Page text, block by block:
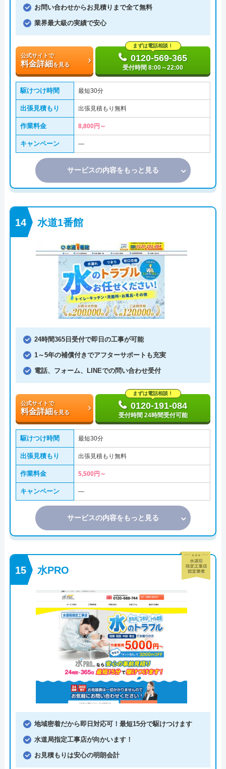
お問い合わせからお見積りまで全て無料
業界最大級の実績で安心
公式サイトで
料金詳細を見る
まずは電話相談！
0120-569-365
受付時間 8:00～22:00
駆けつけ時間 最短30分
出張見積もり 出張見積もり無料
作業料金 8,800円～
キャンペーン ―
サービスの内容をもっと見る
水道1番館
24時間365日受付で即日の工事が可能
1～5年の補償付きでアフターサポートも充実
電話、フォーム、LINEでの問い合わせ受付
公式サイトで
料金詳細を見る
まずは電話相談！
0120-191-084
受付時間 24時間受付可能
駆けつけ時間 最短30分
出張見積もり 出張見積もり無料
作業料金 5,500円～
キャンペーン ―
サービスの内容をもっと見る
水PRO
地域密着だから即日対応可！最短15分で駆けつけます
水道局指定工事店が向かいます！
お見積もりは安心の明朗会計